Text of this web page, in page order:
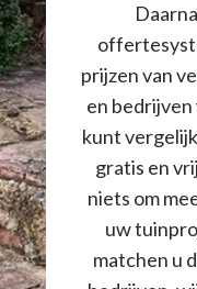
prijzen van
en
kunt
gratis en
niets om
uw
matchen u